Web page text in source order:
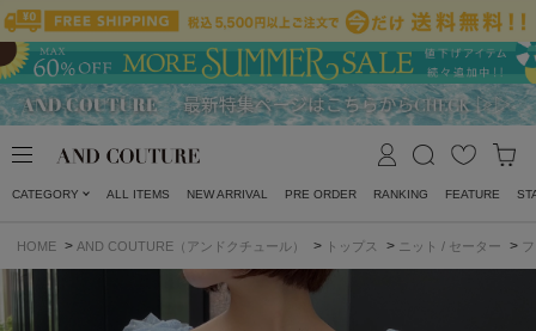
CATEGORY ALL ITEMS NEW ARRIVAL PRE ORDER RANKING FEATURE
HOME > AND COUTURE（アンドクチュール） > トップス > ニット / セーター >